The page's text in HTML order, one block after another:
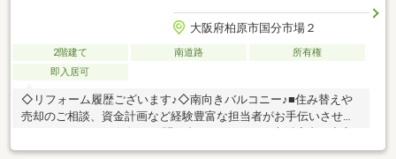
大阪府柏原市国分市場２
2階建て 南道路
所有権
即入居可
◇リフォーム履歴ございます♪◇南向きバルコニー♪■住み替えや
売却のご相談、資金計画など経験豊富な担当者がお手伝いさせて
に多数の物件を取り扱っております！お家探しに関するご相談は